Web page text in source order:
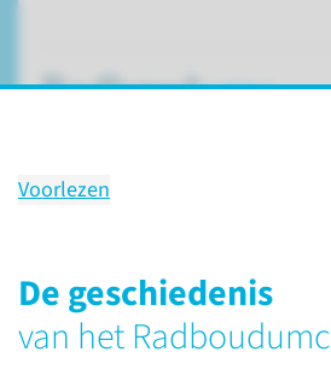
Voorlezen
De geschiedenis
van het Radboudumc